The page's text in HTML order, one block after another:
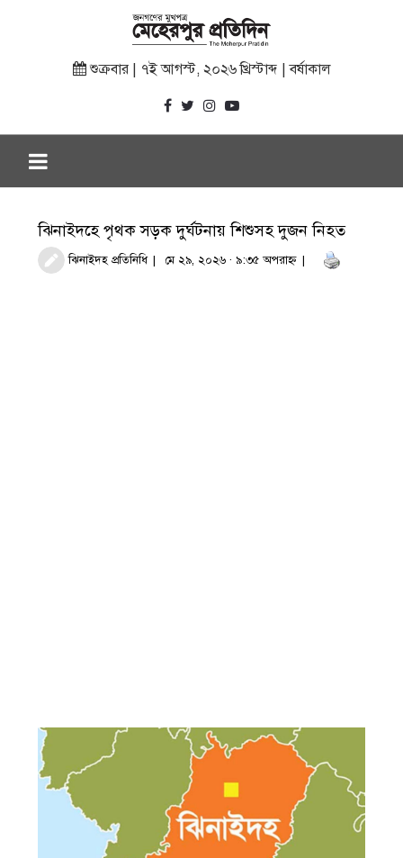
শুক্রবার | ৭ই আগস্ট, ২০২৬ খ্রিস্টাব্দ | বর্ষাকাল
ঝিনাইদহে পৃথক সড়ক দুর্ঘটনায় শিশুসহ দুজন নিহত
ঝিনাইদহ প্রতিনিধি মে ২৯, ২০২৬ · ৯:৩৫ অপরাহ্ণ